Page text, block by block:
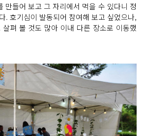
만들어 보고 그 자리에서 먹을 수 있다니 정
. 호기심이 발동되어 참여해 보고 싶었으나,
펴 볼 것도 많아 이내 다른 장소로 이동했